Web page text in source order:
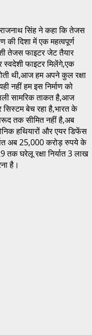
राजनाथ सिंह ने कहा कि तेजस
की दिशा में एक महत्वपूर्ण
तेजस फाइटर जेट तैयार
स्वदेशी फाइटर मिलेंगे,एक
थी,आज हम अपने कुल रक्षा
नहीं हम इस निर्माण को
सामरिक ताकत है,आज
बेच रहा है,भारत के
तक सीमित नहीं है,अब
हथियारों और एयर डिफेंस
अब 25,000 करोड़ रुपये के
घरेलू रक्षा निर्यात 3 लाख
है।